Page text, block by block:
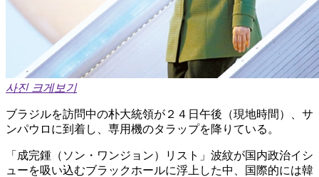
사진 크게보기
ブラジルを訪問中の朴大統領が２４日午後（現地時間）、サ
ンパウロに到着し、専用機のタラップを降りている。
「成完鍾（ソン・ワンジョン）リスト」波紋が国内政治イシ
ューを吸い込むブラックホールに浮上した中、国際的には韓